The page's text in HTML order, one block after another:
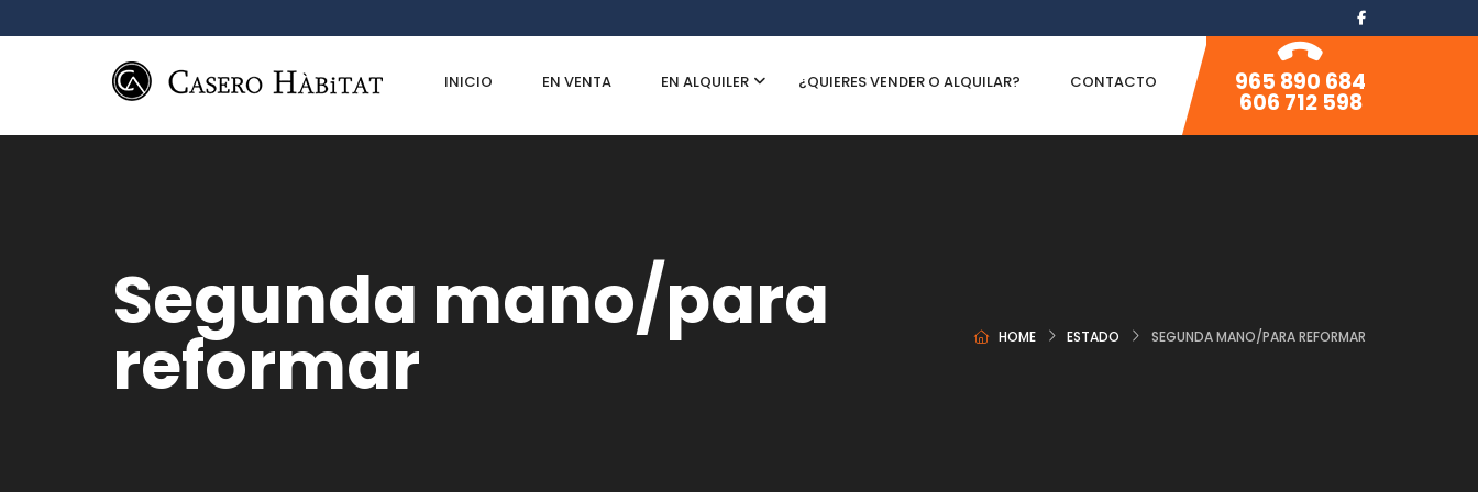
INICIO EN VENTA EN ALQUILER ¿QUIERES VENDER O ALQUILAR? CONTACTO 965 890 684
606 712 598
Segunda mano/para
reformar HOME ESTADO SEGUNDA MANO/PARA REFORMAR